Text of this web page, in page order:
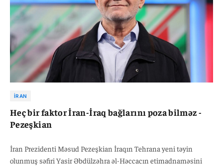
istiqamətində fikir mübadiləsi aparılıb.
İRAN
Heç bir faktor İran-İraq bağlarını poza bilməz -
Pezeşkian
İran Prezidenti Məsud Pezeşkian İraqın Tehrana yeni təyin
olunmuş səfiri Yasir Əbdülzəhra əl-Həccacın etimadnaməsini